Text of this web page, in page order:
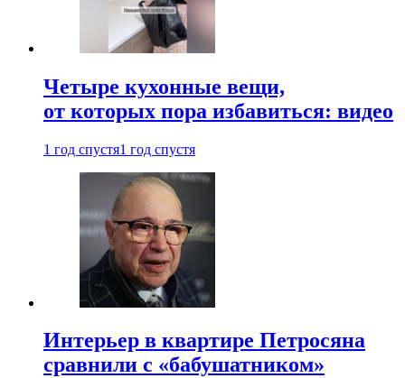
Четыре кухонные вещи,
от которых пора избавиться: видео
1 год спустя1 год спустя
Интерьер в квартире Петросяна
сравнили с «бабушатником»